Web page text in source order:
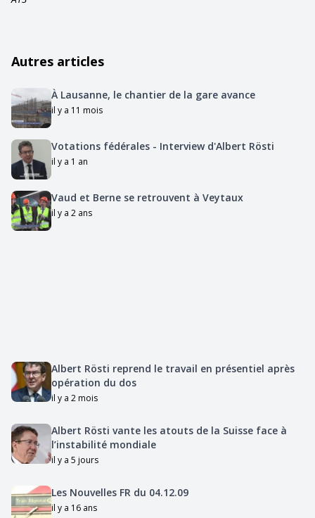
Autres articles
À Lausanne, le chantier de la gare avance
il y a 11 mois
Votations fédérales - Interview d'Albert Rösti
il y a 1 an
Vaud et Berne se retrouvent à Veytaux
il y a 2 ans
Albert Rösti reprend le travail en présentiel après
opération du dos
il y a 2 mois
Albert Rösti vante les atouts de la Suisse face à
l’instabilité mondiale
il y a 5 jours
Les Nouvelles FR du 04.12.09
il y a 16 ans